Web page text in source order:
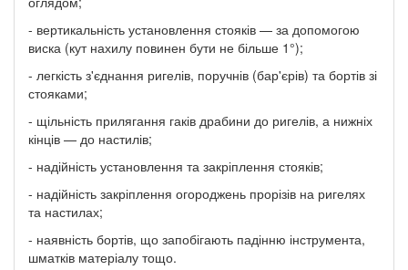
- вертикальність установлення стояків — за допомогою
виска (кут нахилу повинен бути не більше 1°);
- легкість з'єднання ригелів, поручнів (бар'єрів) та бортів зі
стояками;
- щільність прилягання гаків драбини до ригелів, а нижніх
кінців — до настилів;
- надійність установлення та закріплення стояків;
- надійність закріплення огороджень прорізів на ригелях
та настилах;
- наявність бортів, що запобігають падінню інструмента,
шматків матеріалу тощо.